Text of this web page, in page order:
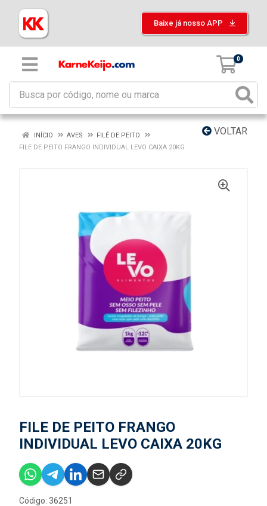
Baixe já nosso APP
0
VOLTAR
INÍCIO AVES
FILÉ DE PEITO
FILE DE PEITO FRANGO INDIVIDUAL LEVO CAIXA 20KG
FILE DE PEITO FRANGO
INDIVIDUAL LEVO CAIXA 20KG
Código: 36251